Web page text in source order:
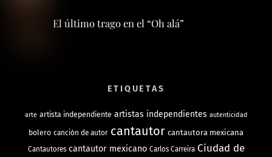
El último trago en el “Oh alá”
ETIQUETAS
arte artista independiente artistas independientes autenticidad
bolero canción de autor cantautor cantautora mexicana
Cantautores cantautor mexicano Carlos Carreira Ciudad de